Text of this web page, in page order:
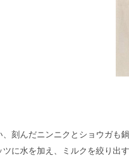
、刻んだニンニクとショウガも
ツに水を加え、ミルクを絞り出す